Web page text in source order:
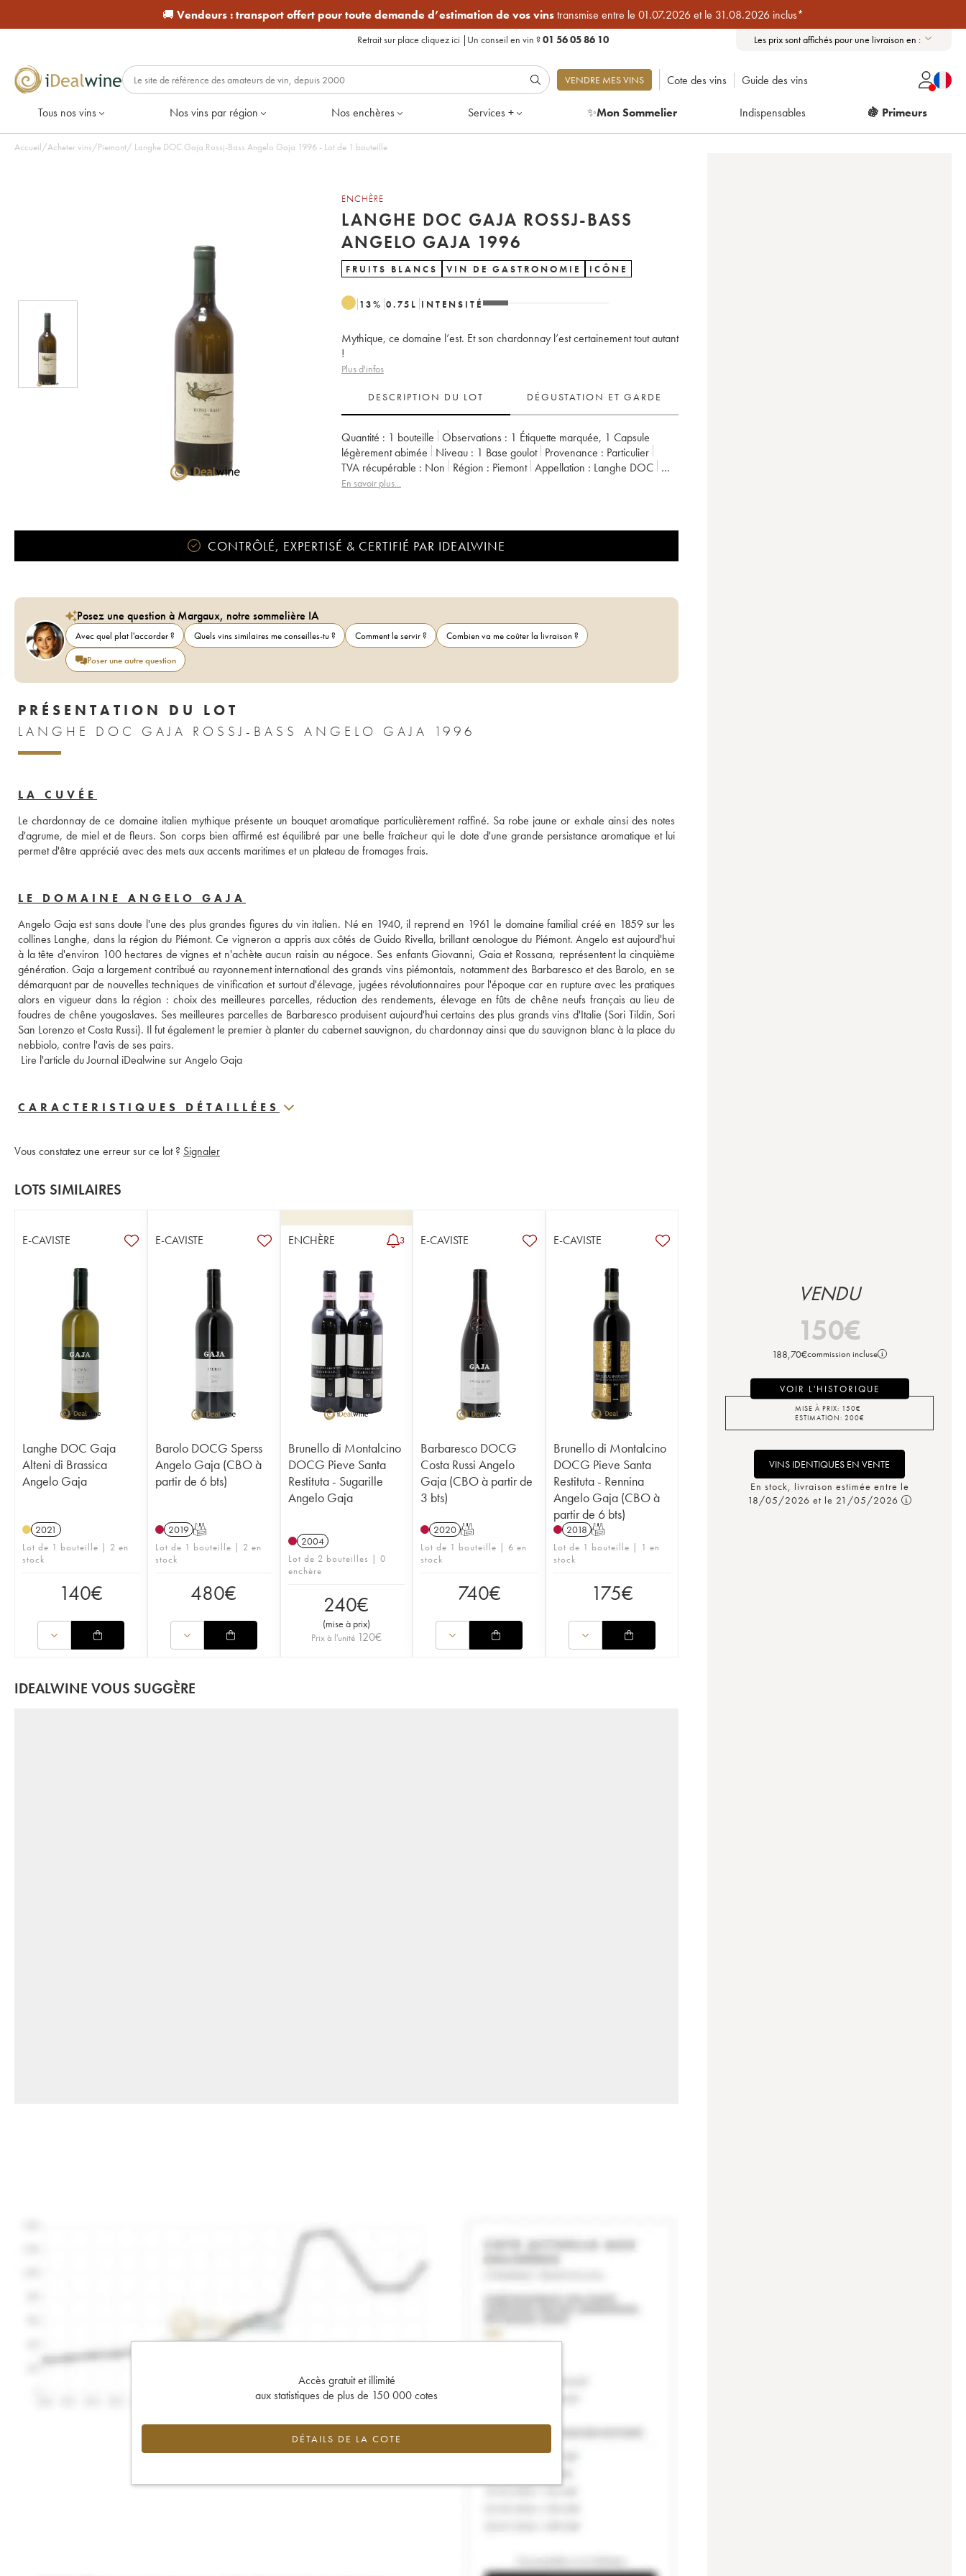
🚚 Vendeurs :transport offert pour toute demande d’estimation de vos vinstransmise entre le 01.07.2026 et le 31.08.2026 inclus*
Retrait sur place cliquez ici | Un conseil en vin ?01 56 05 86 10 Les prix sont affichés pour une livraison en :
VENDRE MES VINS Cote des vins Guide des vins
Tous nos vins Nos vins par région Nos enchères Services + ✨Mon Sommelier Indispensables 🍇 Primeurs
Accueil/Acheter vins/Piemont/ Langhe DOC Gaja Rossj-Bass Angelo Gaja 1996 - Lot de 1 bouteille
ENCHÈRE
LANGHE DOC GAJA ROSSJ-BASS
ANGELO GAJA 1996
FRUITS BLANCS VIN DE GASTRONOMIE ICÔNE
13% 0.75 L INTENSITÉ
Mythique, ce domaine l’est. Et son chardonnay l’est certainement tout autant
!
Plus d'infos
DESCRIPTION DU LOT DÉGUSTATION ET GARDE
Quantité : 1 bouteille Observations : 1 Étiquette marquée, 1 Capsule
légèrement abimée
Niveau : 1 Base goulot Provenance : particulier
TVA récupérable :
non Région : Piemont Appellation : Langhe DOC
Propriétaire :
En savoir plus...
CONTRÔLÉ, EXPERTISÉ & CERTIFIÉ PAR IDEALWINE
Posez une question à Margaux, notre sommelière IA
Avec quel plat l'accorder ? Quels vins similaires me conseilles-tu ? Comment le servir ?
Combien va me coûter la livraison ?
Poser une autre question
PRÉSENTATION DU LOT
LANGHE DOC GAJA ROSSJ-BASS ANGELO GAJA 1996
LA CUVÉE
Le chardonnay de ce domaine italien mythique présente un bouquet aromatique particulièrement raffiné. Sa robe jaune or exhale ainsi des notes
d'agrume, de miel et de fleurs. Son corps bien affirmé est équilibré par une belle fraîcheur qui le dote d'une grande persistance aromatique et lui
permet d'être apprécié avec des mets aux accents maritimes et un plateau de fromages frais.
LE DOMAINE ANGELO GAJA
Angelo Gaja est sans doute l'une des plus grandes figures du vin italien. Né en 1940, il reprend en 1961 le domaine familial créé en 1859 sur les
collines Langhe, dans la région du Piémont. Ce vigneron a appris aux côtés de Guido Rivella, brillant œnologue du Piémont. Angelo est aujourd'hui
à la tête d'environ 100 hectares de vignes et n'achète aucun raisin au négoce. Ses enfants Giovanni, Gaia et Rossana, représentent la cinquième
génération. Gaja a largement contribué au rayonnement international des grands vins piémontais, notamment des Barbaresco et des Barolo, en se
démarquant par de nouvelles techniques de vinification et surtout d'élevage, jugées révolutionnaires pour l'époque car en rupture avec les pratiques
alors en vigueur dans la région : choix des meilleures parcelles, réduction des rendements, élevage en fûts de chêne neufs français au lieu de
foudres de chêne yougoslaves. Ses meilleures parcelles de Barbaresco produisent aujourd'hui certains des plus grands vins d'Italie (Sori Tildin, Sori
San Lorenzo et Costa Russi). Il fut également le premier à planter du cabernet sauvignon, du chardonnay ainsi que du sauvignon blanc à la place du
nebbiolo, contre l'avis de ses pairs.
Lire l'article du Journal iDealwine sur Angelo Gaja
CARACTERISTIQUES DÉTAILLÉES
Vous constatez une erreur sur ce lot ? Signaler
LOTS SIMILAIRES
E-CAVISTE
Langhe DOC Gaja
Alteni di Brassica
Angelo Gaja
2021
Lot de 1 bouteille | 2 en
stock
140€
E-CAVISTE
Barolo DOCG Sperss
Angelo Gaja (CBO à
partir de 6 bts)
2019 T
Lot de 1 bouteille | 2 en
stock
480€
ENCHÈRE 3
Brunello di Montalcino
DOCG Pieve Santa
Restituta - Sugarille
Angelo Gaja
2004
Lot de 2 bouteilles | 0
enchère
240€
(mise à prix)
Prix à l'unité 120€
E-CAVISTE
Barbaresco DOCG
Costa Russi Angelo
Gaja (CBO à partir de
3 bts)
2020 T
Lot de 1 bouteille | 6 en
stock
740€
E-CAVISTE
Brunello di Montalcino
DOCG Pieve Santa
Restituta - Rennina
Angelo Gaja (CBO à
partir de 6 bts)
2018 T
Lot de 1 bouteille | 1 en
stock
175€
IDEALWINE VOUS SUGGÈRE
Accès gratuit et illimité
aux statistiques de plus de 150 000 cotes
DÉTAILS DE LA COTE
VENDU
150€
188,70€commission incluse
VOIR L'HISTORIQUE
MISE À PRIX: 150€
ESTIMATION: 200€
VINS IDENTIQUES EN VENTE
En stock, livraison estimée entre le
18/05/2026 et le 21/05/2026